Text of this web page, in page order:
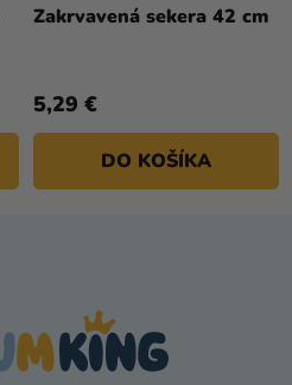
Zakrvavená sekera 42 cm
5,29 €
DO KOŠÍKA